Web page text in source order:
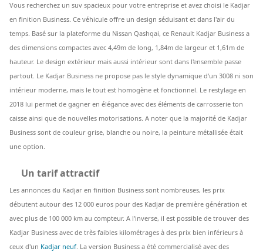
Vous recherchez un suv spacieux pour votre entreprise et avez choisi le Kadjar
en finition Business. Ce véhicule offre un design séduisant et dans l'air du
temps. Basé sur la plateforme du Nissan Qashqai, ce Renault Kadjar Business a
des dimensions compactes avec 4,49m de long, 1,84m de largeur et 1,61m de
hauteur. Le design extérieur mais aussi intérieur sont dans l'ensemble passe
partout. Le Kadjar Business ne propose pas le style dynamique d'un 3008 ni son
intérieur moderne, mais le tout est homogène et fonctionnel. Le restylage en
2018 lui permet de gagner en élégance avec des éléments de carrosserie ton
caisse ainsi que de nouvelles motorisations. A noter que la majorité de Kadjar
Business sont de couleur grise, blanche ou noire, la peinture métallisée était
une option.
Un tarif attractif
Les annonces du Kadjar en finition Business sont nombreuses, les prix
débutent autour des 12 000 euros pour des Kadjar de première génération et
avec plus de 100 000 km au compteur. A l'inverse, il est possible de trouver des
Kadjar Business avec de très faibles kilométrages à des prix bien inférieurs à
ceux d'un Kadjar neuf. La version Business a été commercialisé avec des